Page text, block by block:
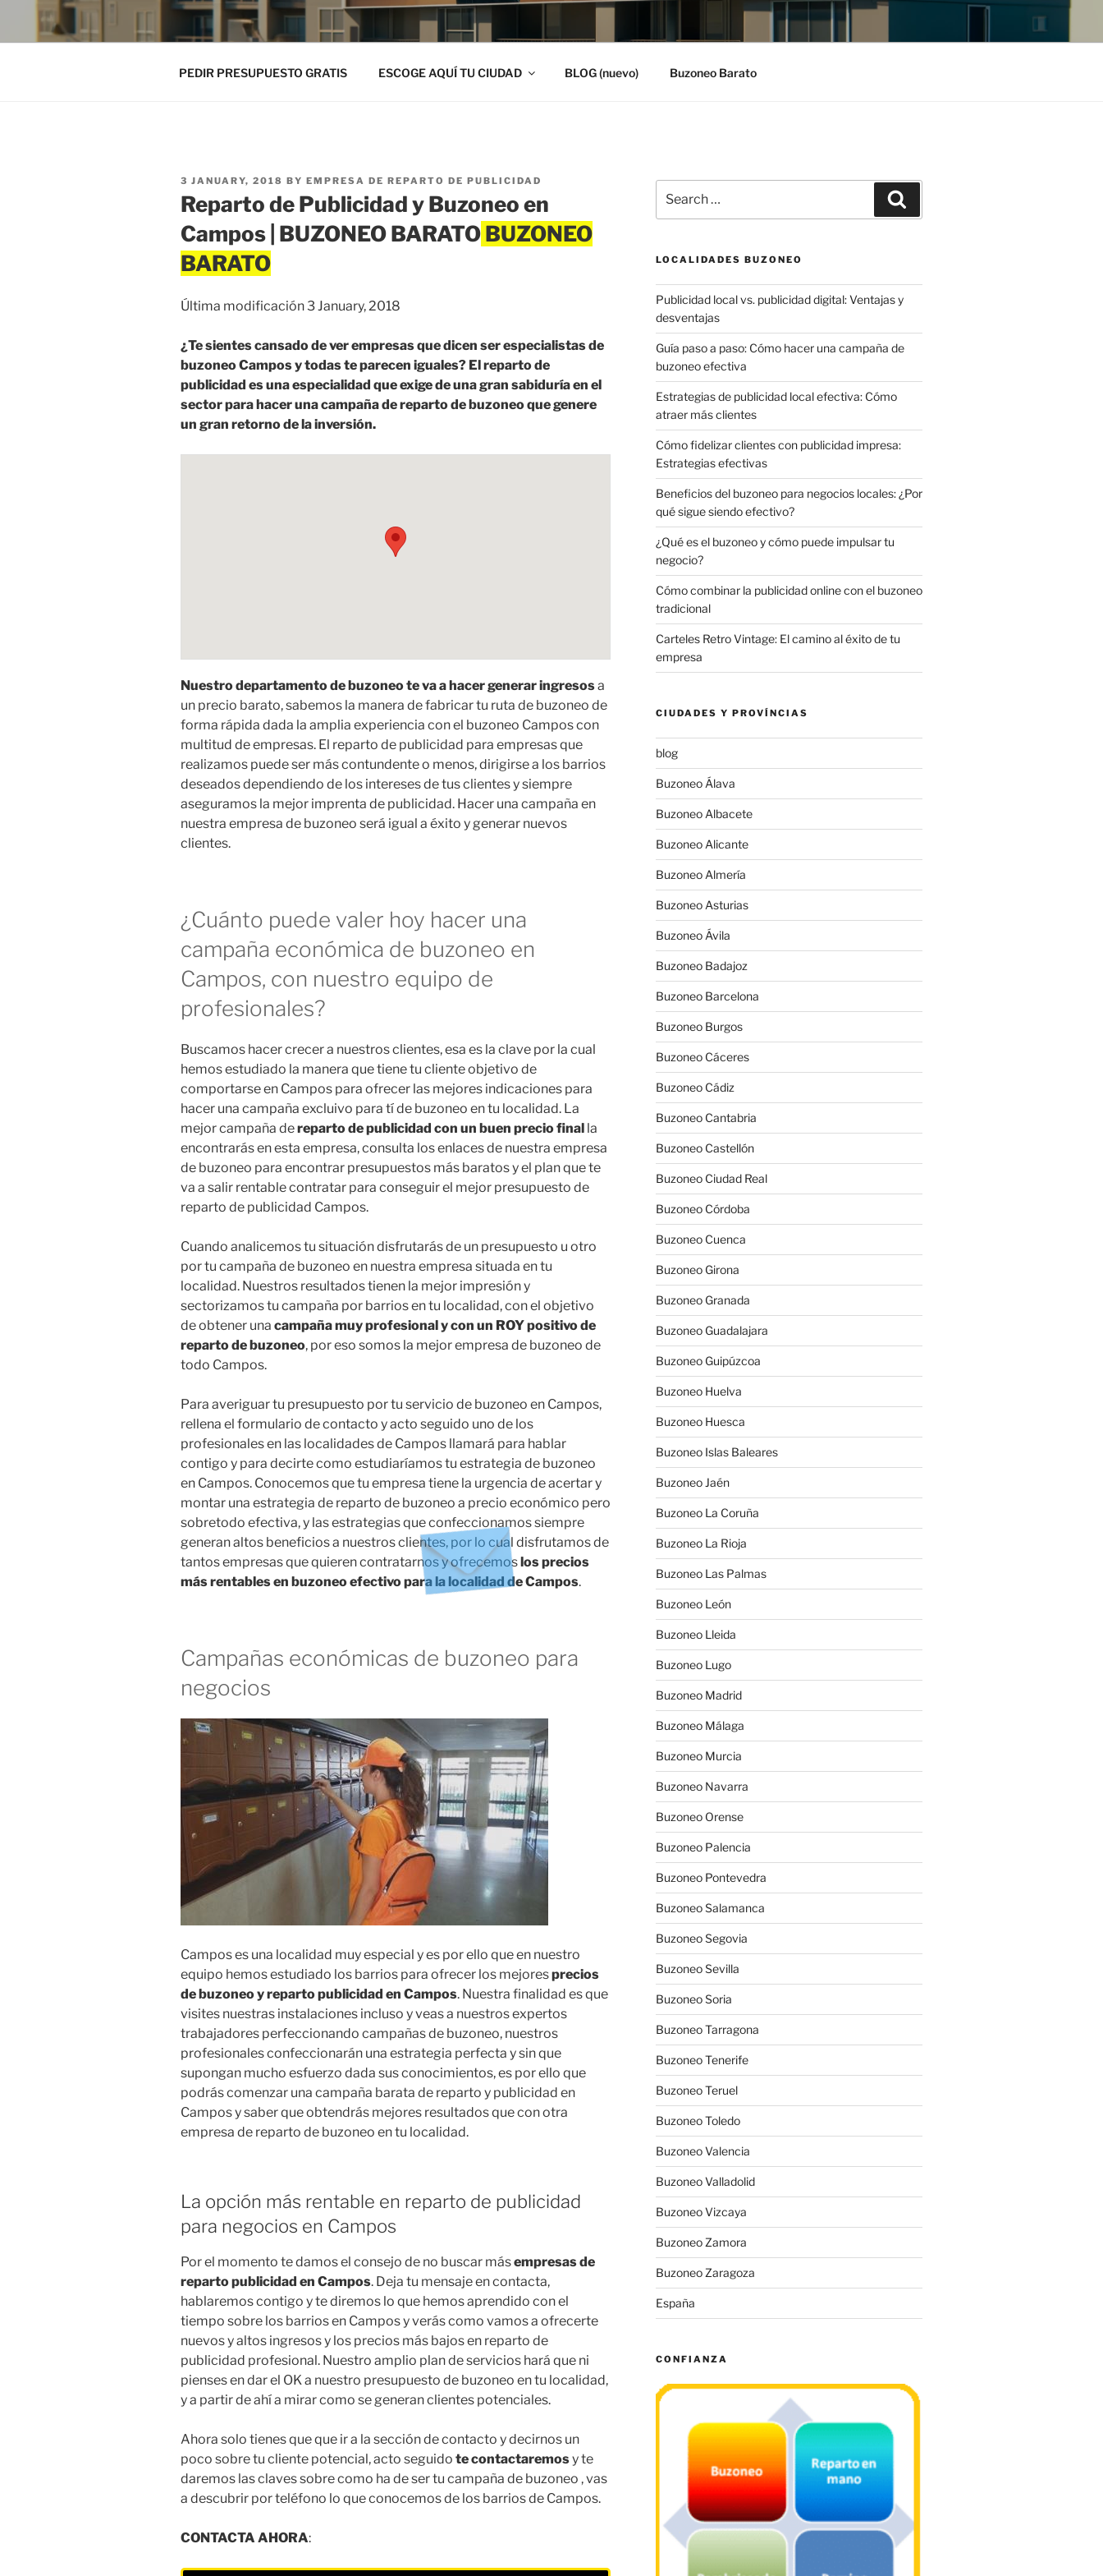
PEDIR PRESUPUESTO GRATIS ESCOGE AQUÍ TU CIUDAD BLOG (nuevo) Buzoneo Barato
POSTED
ON
3 JANUARY, 2018 BY EMPRESA DE REPARTO DE PUBLICIDAD
Reparto de Publicidad y Buzoneo en
Campos | BUZONEO BARATO
Última modificación 3 January, 2018
¿Te sientes cansado de ver empresas que dicen ser especialistas de
buzoneo Campos y todas te parecen iguales? El reparto de
publicidad es una especialidad que exige de una gran sabiduría en el
sector para hacer una campaña de reparto de buzoneo que genere
un gran retorno de la inversión.
Nuestro departamento de buzoneo te va a hacer generar ingresosa
un precio barato, sabemos la manera de fabricar tu ruta de buzoneo de
forma rápida dada la amplia experiencia con el buzoneo Campos con
multitud de empresas. El reparto de publicidad para empresas que
realizamos puede ser más contundente o menos, dirigirse a los barrios
deseados dependiendo de los intereses de tus clientes y siempre
aseguramos la mejor imprenta de publicidad. Hacer una campaña en
nuestra empresa de buzoneo será igual a éxito y generar nuevos
clientes.
¿Cuánto puede valer hoy hacer una
campaña económica de buzoneo en
Campos, con nuestro equipo de
profesionales?
Buscamos hacer crecer a nuestros clientes, esa es la clave por la cual
hemos estudiado la manera que tiene tu cliente objetivo de
comportarse en Campos para ofrecer las mejores indicaciones para
hacer una campaña excluivo para tí de buzoneo en tu localidad. La
mejor campaña dereparto de publicidad con un buen precio final la
encontrarás en esta empresa, consulta los enlaces de nuestra empresa
de buzoneo para encontrar presupuestos más baratos y el plan que te
va a salir rentable contratar para conseguir el mejor presupuesto de
reparto de publicidad Campos.
Cuando analicemos tu situación disfrutarás de un presupuesto u otro
por tu campaña de buzoneo en nuestra empresa situada en tu
localidad. Nuestros resultados tienen la mejor impresión y
sectorizamos tu campaña por barrios en tu localidad, con el objetivo
de obtener una campaña muy profesional y con un ROY positivo de
reparto de buzoneo, por eso somos la mejor empresa de buzoneo de
todo Campos.
Para averiguar tu presupuesto por tu servicio de buzoneo en Campos,
rellena el formulario de contacto y acto seguido uno de los
profesionales en las localidades de Campos llamará para hablar
contigo y para decirte como estudiaríamos tu estrategia de buzoneo
en Campos. Conocemos que tu empresa tiene la urgencia de acertar y
montar una estrategia de reparto de buzoneo a precio económico pero
sobretodo efectiva, y las estrategias que confeccionamos siempre
generan altos beneficios a nuestros clientes, por lo cual disfrutamos de
tantos empresas que quieren contratarnos y ofrecemoslos precios
más rentables en buzoneo efectivo para la localidad de Campos.
Campañas económicas de buzoneo para
negocios
Campos es una localidad muy especial y es por ello que en nuestro
equipo hemos estudiado los barrios para ofrecer los mejoresprecios
de buzoneo y reparto publicidad en Campos. Nuestra finalidad es que
visites nuestras instalaciones incluso y veas a nuestros expertos
trabajadores perfeccionando campañas de buzoneo, nuestros
profesionales confeccionarán una estrategia perfecta y sin que
supongan mucho esfuerzo dada sus conocimientos, es por ello que
podrás comenzar una campaña barata de reparto y publicidad en
Campos y saber que obtendrás mejores resultados que con otra
empresa de reparto de buzoneo en tu localidad.
La opción más rentable en reparto de publicidad
para negocios en Campos
Por el momento te damos el consejo de no buscar másempresas de
reparto publicidad en Campos. Deja tu mensaje en contacta,
hablaremos contigo y te diremos lo que hemos aprendido con el
tiempo sobre los barrios en Campos y verás como vamos a ofrecerte
nuevos y altos ingresos y los precios más bajos en reparto de
publicidad profesional. Nuestro amplio plan de servicios hará que ni
pienses en dar el OK a nuestro presupuesto de buzoneo en tu localidad,
y a partir de ahí a mirar como se generan clientes potenciales.
Ahora solo tienes que que ir a la sección de contacto y decirnos un
poco sobre tu cliente potencial, acto seguido te contactaremosy te
daremos las claves sobre como ha de ser tu campaña de buzoneo , vas
a descubrir por teléfono lo que conocemos de los barrios de Campos.
CONTACTA AHORA:
for:
LOCALIDADES BUZONEO
Publicidad local vs. publicidad digital: Ventajas y
desventajas
Guía paso a paso: Cómo hacer una campaña de
buzoneo efectiva
Estrategias de publicidad local efectiva: Cómo
atraer más clientes
Cómo fidelizar clientes con publicidad impresa:
Estrategias efectivas
Beneficios del buzoneo para negocios locales: ¿Por
qué sigue siendo efectivo?
¿Qué es el buzoneo y cómo puede impulsar tu
negocio?
Cómo combinar la publicidad online con el buzoneo
tradicional
Carteles Retro Vintage: El camino al éxito de tu
empresa
CIUDADES Y PROVÍNCIAS
blog
Buzoneo Álava
Buzoneo Albacete
Buzoneo Alicante
Buzoneo Almería
Buzoneo Asturias
Buzoneo Ávila
Buzoneo Badajoz
Buzoneo Barcelona
Buzoneo Burgos
Buzoneo Cáceres
Buzoneo Cádiz
Buzoneo Cantabria
Buzoneo Castellón
Buzoneo Ciudad Real
Buzoneo Córdoba
Buzoneo Cuenca
Buzoneo Girona
Buzoneo Granada
Buzoneo Guadalajara
Buzoneo Guipúzcoa
Buzoneo Huelva
Buzoneo Huesca
Buzoneo Islas Baleares
Buzoneo Jaén
Buzoneo La Coruña
Buzoneo La Rioja
Buzoneo Las Palmas
Buzoneo León
Buzoneo Lleida
Buzoneo Lugo
Buzoneo Madrid
Buzoneo Málaga
Buzoneo Murcia
Buzoneo Navarra
Buzoneo Orense
Buzoneo Palencia
Buzoneo Pontevedra
Buzoneo Salamanca
Buzoneo Segovia
Buzoneo Sevilla
Buzoneo Soria
Buzoneo Tarragona
Buzoneo Tenerife
Buzoneo Teruel
Buzoneo Toledo
Buzoneo Valencia
Buzoneo Valladolid
Buzoneo Vizcaya
Buzoneo Zamora
Buzoneo Zaragoza
España
CONFIANZA